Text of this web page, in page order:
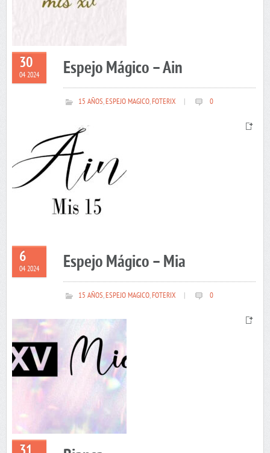
30
04 2024 Espejo Mágico – Ain
15 AÑOS,ESPEJO MAGICO,FOTERIX 0
6
04 2024 Espejo Mágico – Mia
15 AÑOS,ESPEJO MAGICO,FOTERIX 0